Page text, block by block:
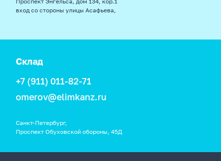
вход со стороны улицы Асафьева,
Склад
+7 (911) 011-82-71
omerov@elimkanz.ru
Санкт-Петербург,
Проспект Обуховской обороны, 45Д